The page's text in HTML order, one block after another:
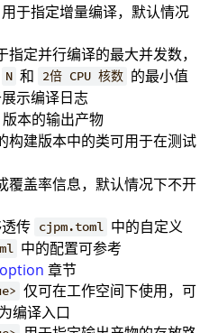
用于指定增量编译，默认情况
指定并行编译的最大并发数，
N 和 2倍 CPU 核数 的最小值
示编译日志
版本的输出产物
构建版本中的类可用于在测试
覆盖率信息，默认情况下不开
传 cjpm.toml 中的自定义
中的配置可参考
章节
仅可在工作空间下使用，可
编译入口